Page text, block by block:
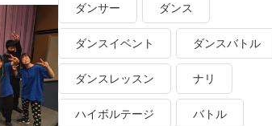
ダンサー ダンス
ダンスイベント ダンスバトル
ダンスレッスン ナリ
ハイボルテージ バトル